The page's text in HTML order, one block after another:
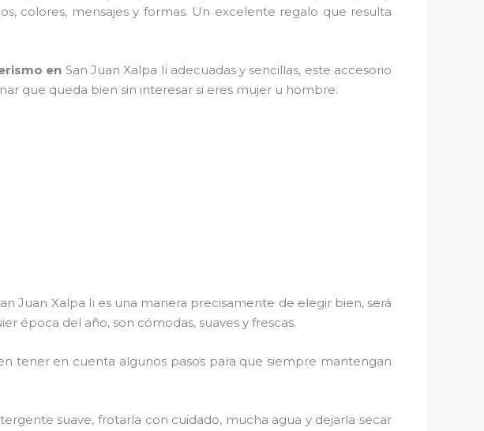
colores, mensajes y formas. Un excelente regalo que resulta
en San Juan Xalpa Ii adecuadas y sencillas, este accesorio
que queda bien sin interesar si eres mujer u hombre.
Juan Xalpa Ii es una manera precisamente de elegir bien, será
época del año, son cómodas, suaves y frescas.
tener en cuenta algunos pasos para que siempre mantengan
suave, frotarla con cuidado, mucha agua y dejarla secar